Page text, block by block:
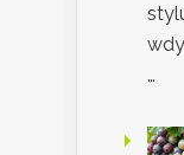
…